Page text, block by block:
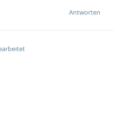
Antworten